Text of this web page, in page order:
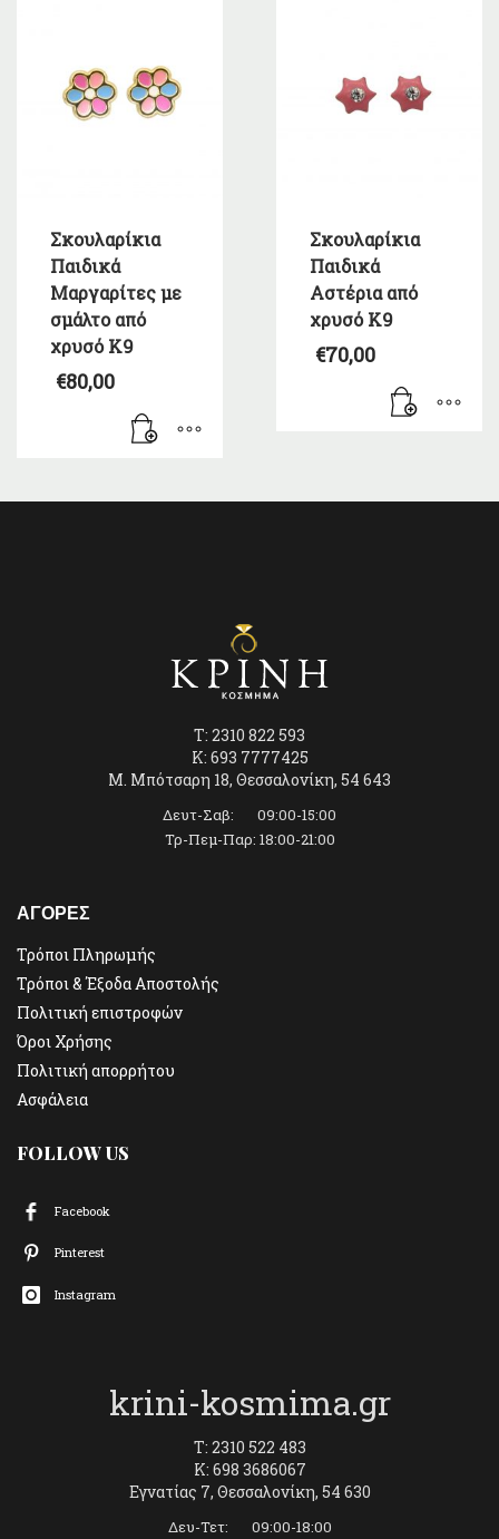
Σκουλαρίκια
Παιδικά
Μαργαρίτες με
σμάλτο από
χρυσό Κ9
€80,00
Σκουλαρίκια
Παιδικά
Αστέρια από
χρυσό Κ9
€70,00
T: 2310 822 593
K: 693 7777425
Μ. Μπότσαρη 18, Θεσσαλονίκη, 54 643
Δευτ-Σαβ: 09:00-15:00
Τρ-Πεμ-Παρ: 18:00-21:00
ΑΓΟΡΕΣ
Τρόποι Πληρωμής
Τρόποι & Έξοδα Αποστολής
Πολιτική επιστροφών
Όροι Χρήσης
Πολιτική απορρήτου
Ασφάλεια
FOLLOW US
Facebook
Pinterest
Instagram
krini-kosmima.gr
T: 2310 522 483
K: 698 3686067
Εγνατίας 7, Θεσσαλονίκη, 54 630
Δευ-Τετ: 09:00-18:00